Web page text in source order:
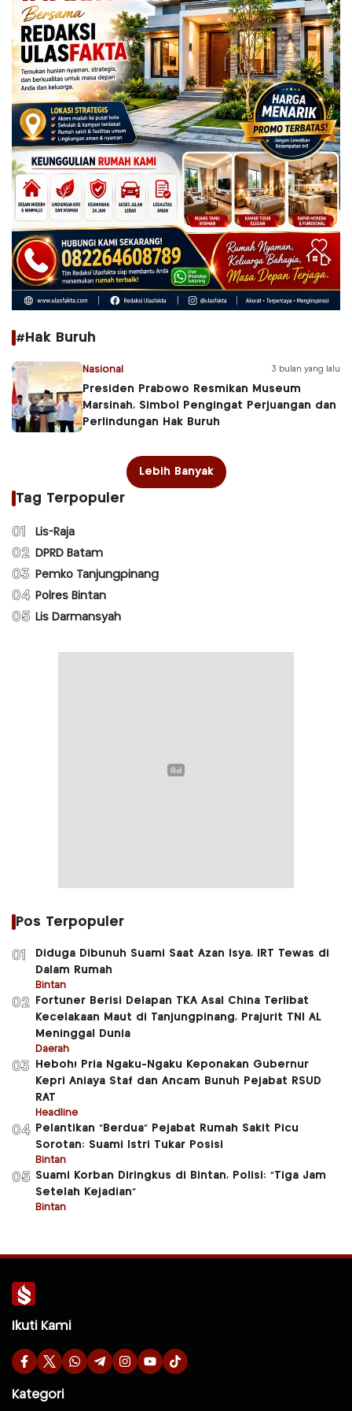
#Hak Buruh
Nasional 3 bulan yang lalu
Presiden Prabowo Resmikan Museum
Marsinah, Simbol Pengingat Perjuangan dan
Perlindungan Hak Buruh
Lebih Banyak
Tag Terpopuler
01 Lis-Raja
02 DPRD Batam
03 Pemko Tanjungpinang
04 Polres Bintan
05 Lis Darmansyah
Pos Terpopuler
01
Diduga Dibunuh Suami Saat Azan Isya, IRT Tewas di
Dalam Rumah
Bintan
02
Fortuner Berisi Delapan TKA Asal China Terlibat
Kecelakaan Maut di Tanjungpinang, Prajurit TNI AL
Meninggal Dunia
Daerah
03
Heboh! Pria Ngaku-Ngaku Keponakan Gubernur
Kepri Aniaya Staf dan Ancam Bunuh Pejabat RSUD
RAT
Headline
04
Pelantikan “Berdua” Pejabat Rumah Sakit Picu
Sorotan: Suami Istri Tukar Posisi
Bintan
05 Suami Korban Diringkus di Bintan, Polisi: “Tiga Jam
Setelah Kejadian”
Bintan
Ikuti Kami
Kategori